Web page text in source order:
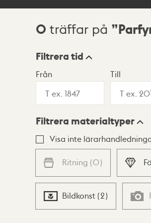
Sökresultat
0 träffar på
Visningsläge
Lista Karta
Filtrera tid
Från Till
Filtrera materialtyper
Visa inte
Ritning (0)
Bildkonst (2)